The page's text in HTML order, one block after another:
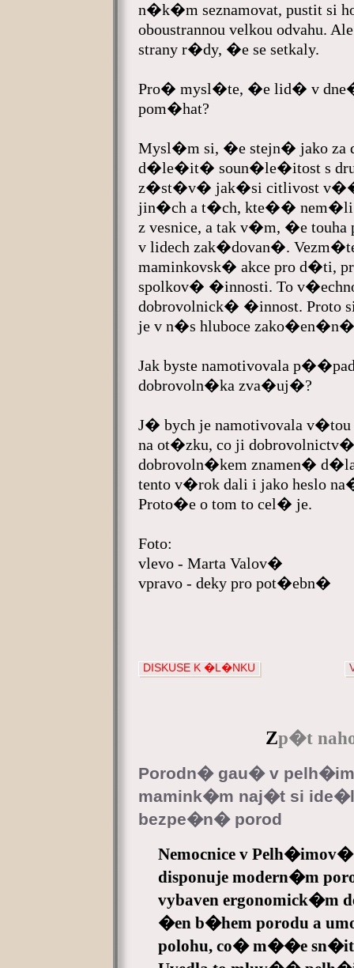
n�k�m seznamovat, pustit si
oboustrannou velkou odvahu.
strany r�dy, �e se setkaly.
Pro� mysl�te, �e lid� v
pom�hat?
Mysl�m si, �e stejn� jako za
d�le�it� soun�le�itost s
z�st�v� jak�si citlivost
jin�ch a t�ch, kte��
z vesnice, a tak v�m, �e
v lidech zak�dovan�.
maminkovsk� akce pro
spolkov� �innosti. To
dobrovolnick� �innost. Proto
je v n�s hluboce
Jak byste namotivovala
dobrovoln�ka zva�uj�?
J� bych je namotivovala
na ot�zku, co ji
dobrovoln�kem znamen�
tento v�rok dali i jako heslo
Proto�e o tom to cel� je.
Foto:
vlevo - Marta Valov�
vpravo - deky pro pot�ebn�
DISKUSE K �L�NKU
Zp�t
Porodn� gau� v
mamink�m naj�t si
bezpe�n� porod
Nemocnice v
disponuje modern�m
vybaven ergonomick�m
�en b�hem porodu a
polohu, co� m��e sn�it